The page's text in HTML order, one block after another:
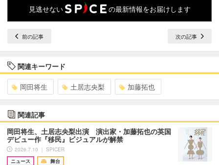
見逃せない の最新情報をお届けします
前の記事 次の記事
関連キーワード
岡田将生 土居志央梨 加藤拓也
関連記事
岡田将生、土居志央梨出演 演出家・加藤拓也の英国
デビュー作『移民』ビジュアルが解禁
2026.7.10 ｜ SPICER
ニュース
舞台